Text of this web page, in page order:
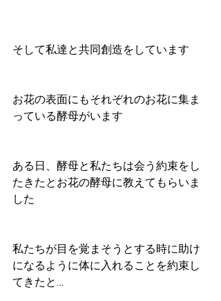
そして私達と共同創造をしています
お花の表面にもそれぞれのお花に集ま
っている酵母がいます
ある日、酵母と私たちは会う約束をし
たきたとお花の酵母に教えてもらいま
した
私たちが目を覚まそうとする時に助け
になるように体に入れることを約束し
てきたと…